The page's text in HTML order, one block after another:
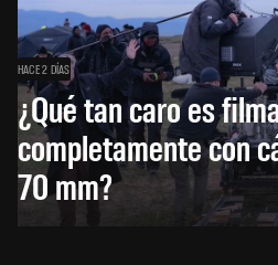
HACE 2 DÍAS
¿Qué tan caro es
completamente con
70 mm?